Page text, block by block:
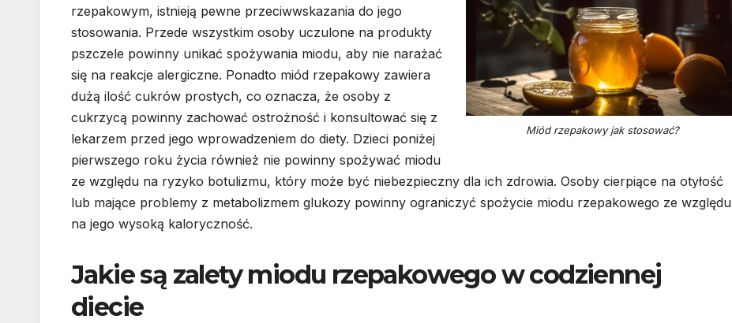
Miód rzepakowy jak stosować?
rzepakowym, istnieją pewne przeciwwskazania do jego
stosowania. Przede wszystkim osoby uczulone na produkty
pszczele powinny unikać spożywania miodu, aby nie narażać
się na reakcje alergiczne. Ponadto miód rzepakowy zawiera
dużą ilość cukrów prostych, co oznacza, że osoby z
cukrzycą powinny zachować ostrożność i konsultować się z
lekarzem przed jego wprowadzeniem do diety. Dzieci poniżej
pierwszego roku życia również nie powinny spożywać miodu
ze względu na ryzyko botulizmu, który może być niebezpieczny dla ich zdrowia. Osoby cierpiące na otyłość
lub mające problemy z metabolizmem glukozy powinny ograniczyć spożycie miodu rzepakowego ze względu
na jego wysoką kaloryczność.
Jakie są zalety miodu rzepakowego w codziennej
diecie